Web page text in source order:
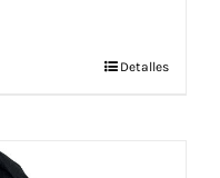
Detalles